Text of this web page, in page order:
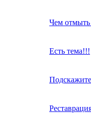
Чем
Есть тема!!!